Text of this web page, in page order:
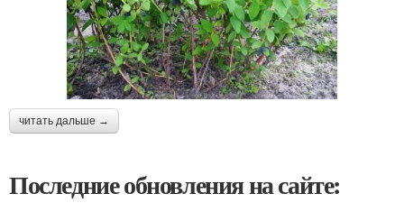
читать дальше →
Последние обновления на сайте: